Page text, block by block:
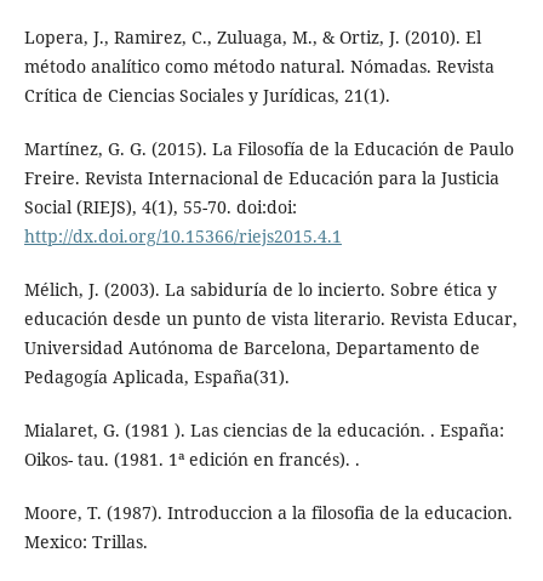
Lopera, J., Ramirez, C., Zuluaga, M., & Ortiz, J. (2010). El
método analítico como método natural. Nómadas. Revista
Crítica de Ciencias Sociales y Jurídicas, 21(1).
Martínez, G. G. (2015). La Filosofía de la Educación de Paulo
Freire. Revista Internacional de Educación para la Justicia
Social (RIEJS), 4(1), 55-70. doi:doi:
http://dx.doi.org/10.15366/riejs2015.4.1
Mélich, J. (2003). La sabiduría de lo incierto. Sobre ética y
educación desde un punto de vista literario. Revista Educar,
Universidad Autónoma de Barcelona, Departamento de
Pedagogía Aplicada, España(31).
Mialaret, G. (1981 ). Las ciencias de la educación. . España:
Oikos- tau. (1981. 1ª edición en francés). .
Moore, T. (1987). Introduccion a la filosofia de la educacion.
Mexico: Trillas.